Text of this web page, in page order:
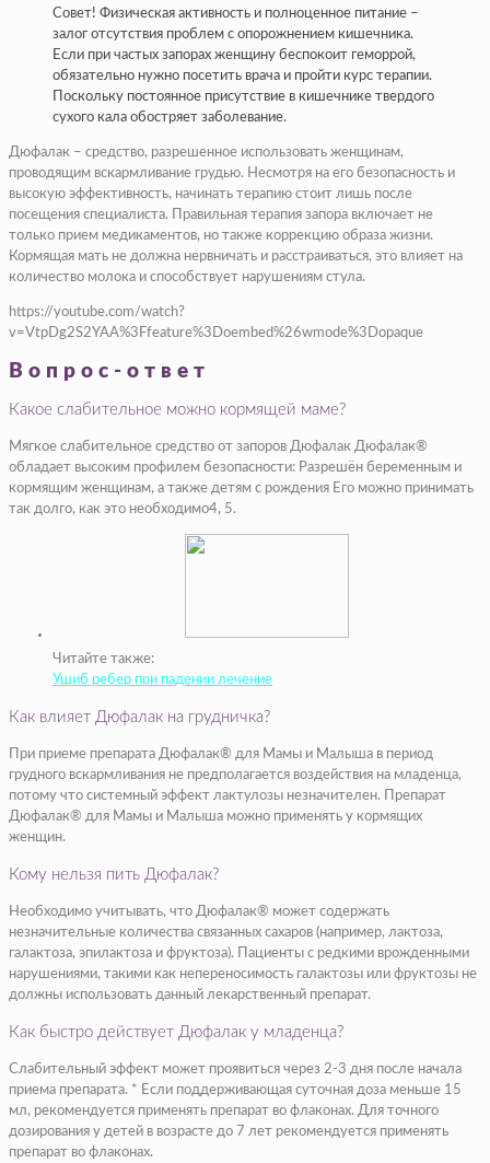
Совет! Физическая активность и полноценное питание –
залог отсутствия проблем с опорожнением кишечника.
Если при частых запорах женщину беспокоит геморрой,
обязательно нужно посетить врача и пройти курс терапии.
Поскольку постоянное присутствие в кишечнике твердого
сухого кала обостряет заболевание.
Дюфалак – средство, разрешенное использовать женщинам,
проводящим вскармливание грудью. Несмотря на его безопасность и
высокую эффективность, начинать терапию стоит лишь после
посещения специалиста. Правильная терапия запора включает не
только прием медикаментов, но также коррекцию образа жизни.
Кормящая мать не должна нервничать и расстраиваться, это влияет на
количество молока и способствует нарушениям стула.
https://youtube.com/watch?
v=VtpDg2S2YAA%3Ffeature%3Doembed%26wmode%3Dopaque
Вопрос-ответ
Какое слабительное можно кормящей маме?
Мягкое слабительное средство от запоров Дюфалак Дюфалак®
обладает высоким профилем безопасности: Разрешён беременным и
кормящим женщинам, а также детям с рождения Его можно принимать
так долго, как это необходимо4, 5.
Читайте также:
Ушиб ребер при падении лечение
Как влияет Дюфалак на грудничка?
При приеме препарата Дюфалак® для Мамы и Малыша в период
грудного вскармливания не предполагается воздействия на младенца,
потому что системный эффект лактулозы незначителен. Препарат
Дюфалак® для Мамы и Малыша можно применять у кормящих
женщин.
Кому нельзя пить Дюфалак?
Необходимо учитывать, что Дюфалак® может содержать
незначительные количества связанных сахаров (например, лактоза,
галактоза, эпилактоза и фруктоза). Пациенты с редкими врожденными
нарушениями, такими как непереносимость галактозы или фруктозы не
должны использовать данный лекарственный препарат.
Как быстро действует Дюфалак у младенца?
Слабительный эффект может проявиться через 2-3 дня после начала
приема препарата. * Если поддерживающая суточная доза меньше 15
мл, рекомендуется применять препарат во флаконах. Для точного
дозирования у детей в возрасте до 7 лет рекомендуется применять
препарат во флаконах.